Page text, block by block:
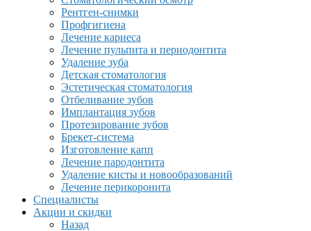
Рентген-снимки
Профгигиена
Лечение кариеса
Лечение пульпита и периодонтита
Удаление зуба
Детская стоматология
Эстетическая стоматология
Отбеливание зубов
Имплантация зубов
Протезирование зубов
Брекет-система
Изготовление капп
Лечение пародонтита
Удаление кисты и новообразований
Лечение перикоронита
Специалисты
Акции и скидки
Назад